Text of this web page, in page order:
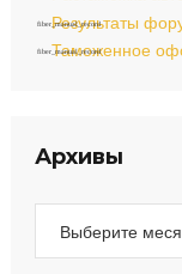
м
Результаты
Таможенное
Архивы